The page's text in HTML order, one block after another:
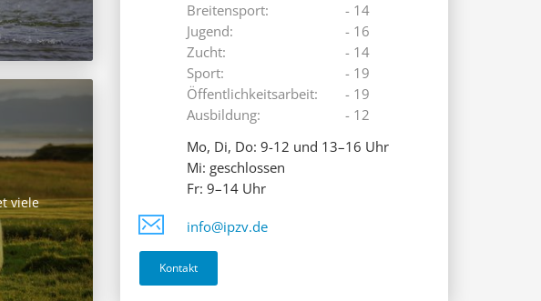
viele
Breitensport:
Jugend:
Zucht:
Sport:
Öffentlichkeitsarbeit:
Ausbildung:
- 14
- 16
- 14
- 19
- 19
- 12
Mo, Di, Do: 9-12 und 13–16 Uhr
Mi: geschlossen
Fr: 9–14 Uhr
info@ipzv.de
Kontakt